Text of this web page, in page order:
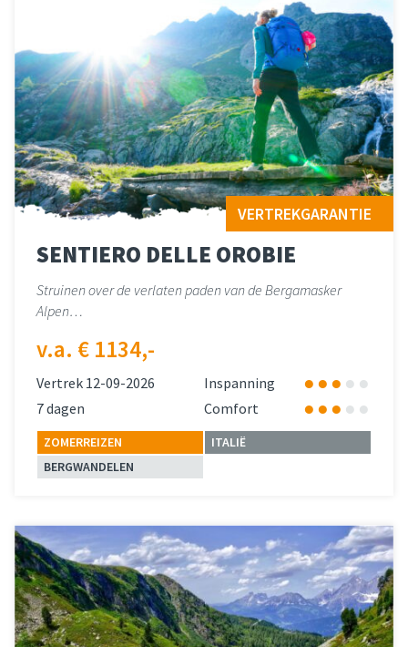
SENTIERO DELLE OROBIE
VERTREKGARANTIE
Struinen over de verlaten paden van de Bergamasker
Alpen…
v.a. € 1134,-
Vertrek 12-09-2026
Inspanning
7 dagen
Comfort
ZOMERREIZEN
ITALIË
BERGWANDELEN